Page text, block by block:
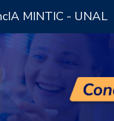
Skip
MINTIC - UNAL